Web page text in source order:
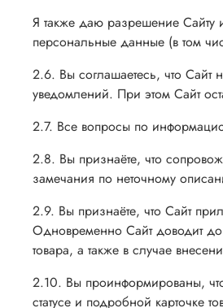
Я также даю разрешение Сайту
персональные данные (в том
2.6. Вы соглашаетесь, что Сайт
уведомлений. При этом Сайт
2.7. Все вопросы по
2.8. Вы признаёте, что
замечания по неточному
2.9. Вы признаёте, что Сайт
Одновременно Сайт доводит до
товара, а также в случае
2.10. Вы проинформированы,
статусе и подробной карточке